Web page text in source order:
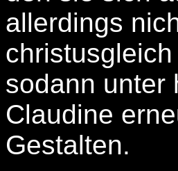
allerdings
sodann unter
Claudine
Gestalten.